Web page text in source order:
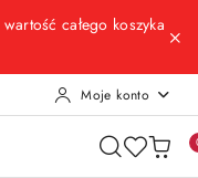
całego koszyka
Moje konto